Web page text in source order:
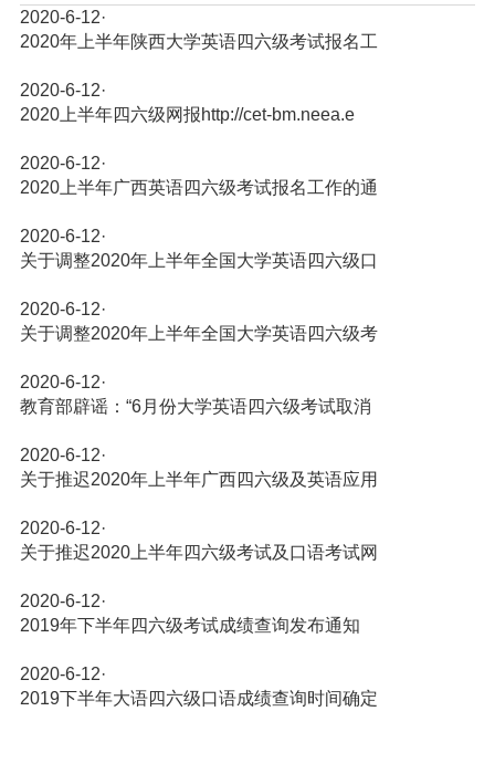
2020-6-12·
2020年上半年陕西大学英语四六级考试报名工
2020-6-12·
2020上半年四六级网报http://cet-bm.neea.e
2020-6-12·
2020上半年广西英语四六级考试报名工作的通
2020-6-12·
关于调整2020年上半年全国大学英语四六级口
2020-6-12·
关于调整2020年上半年全国大学英语四六级考
2020-6-12·
教育部辟谣：“6月份大学英语四六级考试取消
2020-6-12·
关于推迟2020年上半年广西四六级及英语应用
2020-6-12·
关于推迟2020上半年四六级考试及口语考试网
2020-6-12·
2019年下半年四六级考试成绩查询发布通知
2020-6-12·
2019下半年大语四六级口语成绩查询时间确定